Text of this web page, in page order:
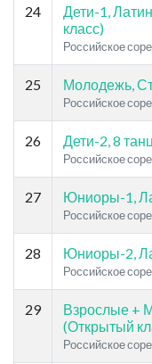
24
Дети-1,
класс)
Российское
25 Молодежь,
Российское
26 Дети-2, 8
Российское
27 Юниоры-1,
Российское
28 Юниоры-2,
Российское
29
Взрослые +
(Открытый
Российское